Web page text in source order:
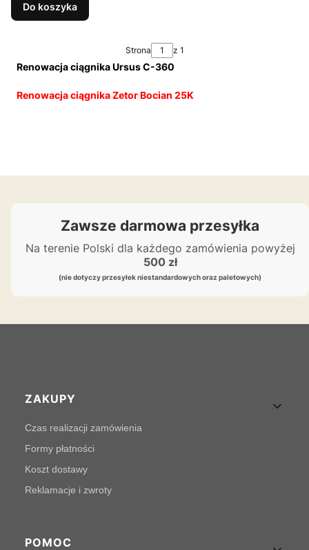
Do koszyka
Strona z 1
Renowacja ciągnika Ursus C-360
Renowacja ciągnika Zetor Bocian 25K
Zawsze darmowa przesyłka
Na terenie Polski dla każdego zamówienia powyżej
500 zł
(nie dotyczy przesyłek niestandardowych oraz paletowych)
Linki w stopce
ZAKUPY
Czas realizacji zamówienia
Formy płatności
Koszt dostawy
Reklamacje i zwroty
POMOC